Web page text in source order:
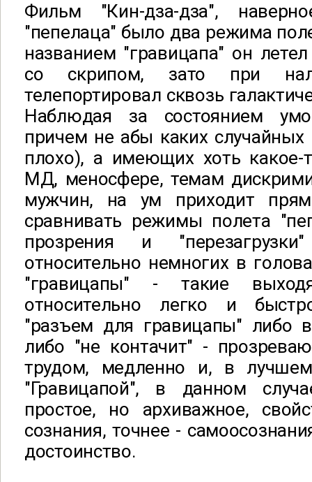
Фильм "Кин-дза-дза",
"пепелаца" было два режима
названием "гравицапа" он
со скрипом, зато при
телепортировал сквозь
Наблюдая за состоянием
причем не абы каких
плохо), а имеющих хоть какое-
МД, меносфере, темам
мужчин, на ум приходит
сравнивать режимы полета
прозрения и
относительно немногих в
"гравицапы" - такие
относительно легко и
"разъем для гравицапы" либо
либо "не контачит" -
трудом, медленно и, в лучшем
"Гравицапой", в данном
простое, но архиважное,
сознания, точнее -
достоинство.